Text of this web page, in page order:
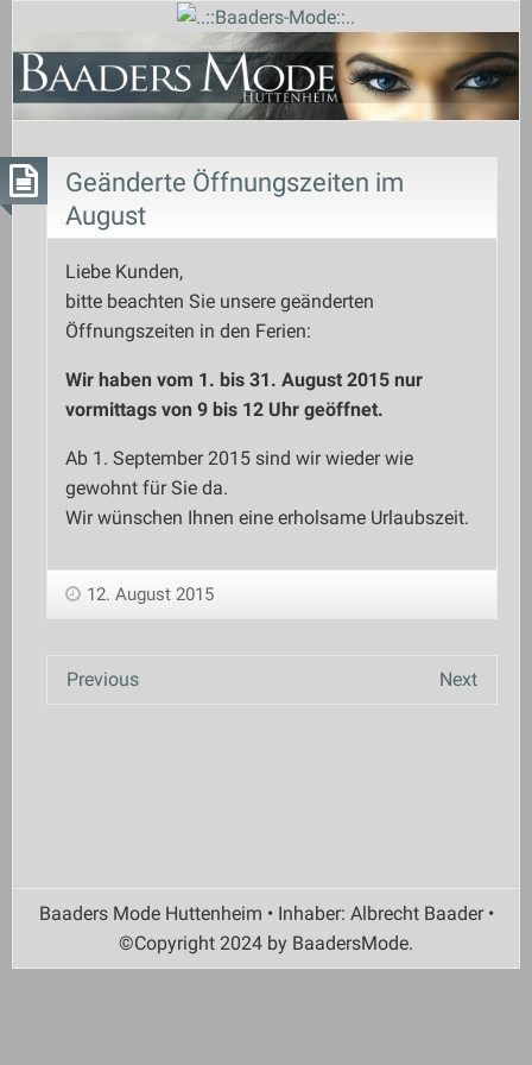
Geänderte Öffnungszeiten im
August
Liebe Kunden,
bitte beachten Sie unsere geänderten
Öffnungszeiten in den Ferien:
Wir haben vom 1. bis 31. August 2015 nur
vormittags von 9 bis 12 Uhr geöffnet.
Ab 1. September 2015 sind wir wieder wie
gewohnt für Sie da.
Wir wünschen Ihnen eine erholsame Urlaubszeit.
12. August 2015
Previous Next
Baaders Mode Huttenheim • Inhaber: Albrecht Baader •
©Copyright 2024 by BaadersMode.